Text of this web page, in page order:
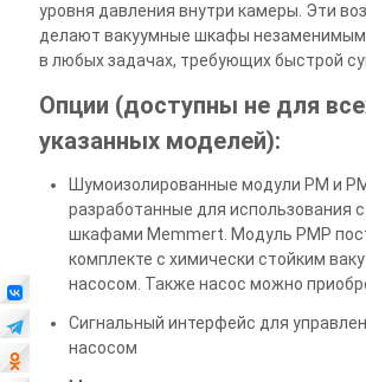
уровня давления внутри камеры. Эти
делают вакуумные шкафы
в любых задачах, требующих быстрой
Опции (доступны не для
указанных моделей):
Шумоизолированные модули PM и
разработанные для использования
шкафами Memmert. Модуль PMP
комплекте с химически стойким
насосом. Также насос можно
Сигнальный интерфейс для
насосом